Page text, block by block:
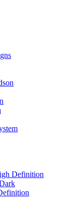
Definition